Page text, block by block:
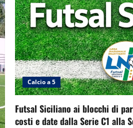
g
a
t
i
o
n
Calcio a 5
Futsal Siciliano ai blocchi di
costi e date dalla Serie C1 alla